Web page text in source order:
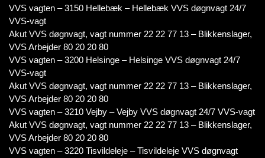
VVS vagten – 3150 Hellebæk – Hellebæk VVS døgnvagt 24/7
VVS-vagt
Akut VVS døgnvagt, vagt nummer 22 22 77 13 – Blikkenslager,
VVS Arbejder 80 20 20 80
VVS vagten – 3200 Helsinge – Helsinge VVS døgnvagt 24/7
VVS-vagt
Akut VVS døgnvagt, vagt nummer 22 22 77 13 – Blikkenslager,
VVS Arbejder 80 20 20 80
VVS vagten – 3210 Vejby – Vejby VVS døgnvagt 24/7 VVS-vagt
Akut VVS døgnvagt, vagt nummer 22 22 77 13 – Blikkenslager,
VVS Arbejder 80 20 20 80
VVS vagten – 3220 Tisvildeleje – Tisvildeleje VVS døgnvagt